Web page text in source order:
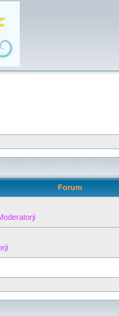
Forum